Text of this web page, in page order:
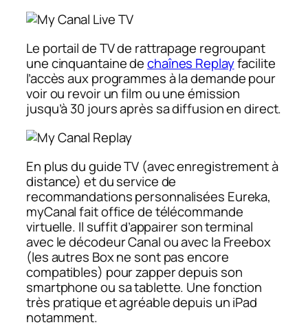
Le portail de TV de rattrapage regroupant
une cinquantaine dechaînes Replayfacilite
l’accès aux programmes à la demande pour
voir ou revoir un film ou une émission
jusqu’à 30 jours après sa diffusion en direct.
En plus du guide TV (avec enregistrement à
distance) et du service de
recommandations personnalisées Eureka,
myCanal fait office de télécommande
virtuelle. Il suffit d’appairer son terminal
avec le décodeur Canal ou avec la Freebox
(les autres Box ne sont pas encore
compatibles) pour zapper depuis son
smartphone ou sa tablette. Une fonction
très pratique et agréable depuis un iPad
notamment.